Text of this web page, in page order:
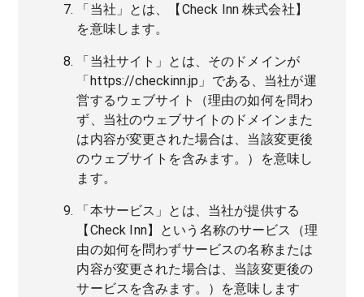
「当社」とは、【Check Inn 株式会社】
を意味します。
「当社サイト」とは、そのドメインが
「https://checkinn.jp」である、当社が運
営するウェブサイト（理由の如何を問わ
ず、当社のウェブサイトのドメインまた
は内容が変更された場合は、当該変更後
のウェブサイトを含みます。）を意味し
ます。
「本サービス」とは、当社が提供する
【Check Inn】という名称のサービス（理
由の如何を問わずサービスの名称または
内容が変更された場合は、当該変更後の
サービスを含みます。）を意味します